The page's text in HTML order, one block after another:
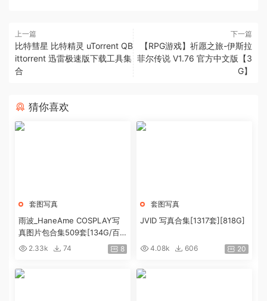
上一篇
比特彗星 比特精灵 uTorrent QB
ittorrent 迅雷极速版下载工具集
合
下一篇
【RPG游戏】祈愿之旅-伊斯拉
菲尔传说 V1.76 官方中文版【3
G】
猜你喜欢
套图写真
雨波_HaneAme COSPLAY写
真图片包合集509套[134G/百
度盘]2.33k 74 8
套图写真
JVID 写真合集[1317套][818G]
4.08k 606 20